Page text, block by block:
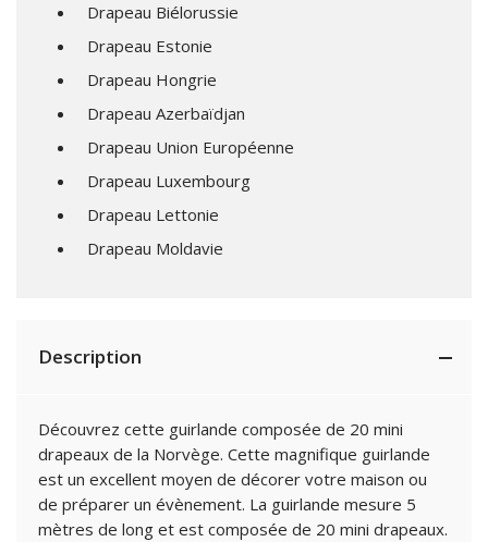
Drapeau Biélorussie
Drapeau Estonie
Drapeau Hongrie
Drapeau Azerbaïdjan
Drapeau Union Européenne
Drapeau Luxembourg
Drapeau Lettonie
Drapeau Moldavie
Description
Découvrez cette guirlande composée de 20 mini
drapeaux de la Norvège. Cette magnifique guirlande
est un excellent moyen de décorer votre maison ou
de préparer un évènement. La guirlande mesure 5
mètres de long et est composée de 20 mini drapeaux.